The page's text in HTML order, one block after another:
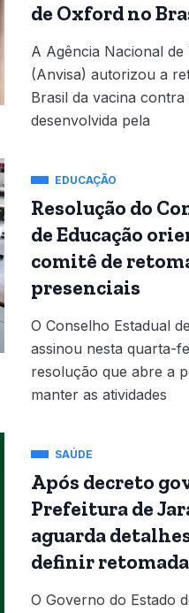
de Oxford no
A Agência Nacional de
(Anvisa) autorizou a
Brasil da vacina contra
desenvolvida pela
EDUCAÇÃO
Resolução do
de Educação
comitê de
presenciais
O Conselho Estadual
assinou nesta quarta-
resolução que abre a
manter as atividades
SAÚDE
Após decreto
Prefeitura de
aguarda
definir retomada
O Governo do Estado